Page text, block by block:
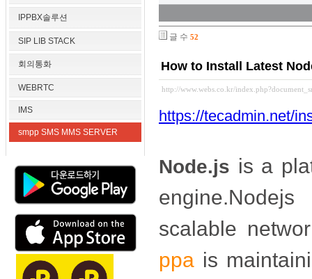
IPPBX솔루션
SIP LIB STACK
회의통화
WEBRTC
IMS
smpp SMS MMS SERVER
글 수 52
How to Install Latest
http://www.webs.co.kr/
https://tecadmin.net/
Node.js is a
scalable
ppa is